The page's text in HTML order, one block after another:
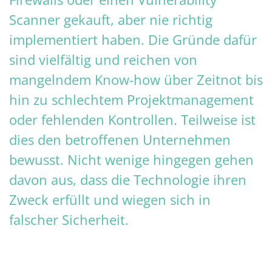
Scanner gekauft, aber nie richtig
implementiert haben. Die Gründe dafür
sind vielfältig und reichen von
mangelndem Know-how über Zeitnot bis
hin zu schlechtem Projektmanagement
oder fehlenden Kontrollen. Teilweise ist
dies den betroffenen Unternehmen
bewusst. Nicht wenige hingegen gehen
davon aus, dass die Technologie ihren
Zweck erfüllt und wiegen sich in
falscher Sicherheit.